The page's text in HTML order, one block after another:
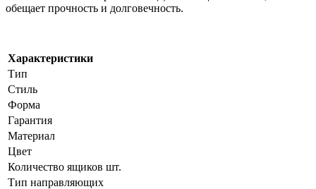
обещает прочность и долговечность.
Характеристики
Тип
Стиль
Форма
Гарантия
Материал
Цвет
Количество ящиков шт.
Тип направляющих